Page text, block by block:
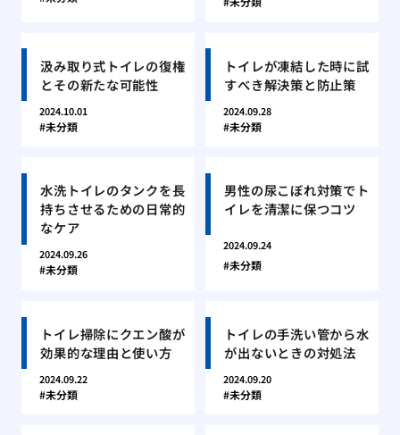
汲み取り式トイレの復権
とその新たな可能性
2024.10.01
未分類
トイレが凍結した時に試
すべき解決策と防止策
2024.09.28
未分類
水洗トイレのタンクを長
持ちさせるための日常的
なケア
2024.09.26
未分類
男性の尿こぼれ対策でト
イレを清潔に保つコツ
2024.09.24
未分類
トイレ掃除にクエン酸が
効果的な理由と使い方
2024.09.22
未分類
トイレの手洗い管から水
が出ないときの対処法
2024.09.20
未分類